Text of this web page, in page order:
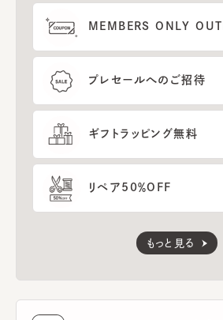
MEMBERS ONLY
プレセールへのご招待
ギフトラッピング無料
リペア50％OFF
もっと見る